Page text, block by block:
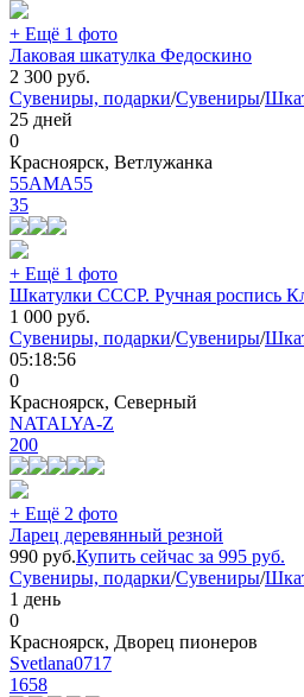
+ Ещё 1 фото
Лаковая шкатулка Федоскино
2 300 руб.
Сувениры, подарки/Сувениры/
25 дней
0
Красноярск, Ветлужанка
55AMA55
35
+ Ещё 1 фото
Шкатулки СССР. Ручная роспись
1 000 руб.
Сувениры, подарки/Сувениры/
05:18:56
0
Красноярск, Северный
NATALYA-Z
200
+ Ещё 2 фото
Ларец деревянный резной
990 руб.Купить сейчас за 995 руб.
Сувениры, подарки/Сувениры/
1 день
0
Красноярск, Дворец пионеров
Svetlana0717
1658